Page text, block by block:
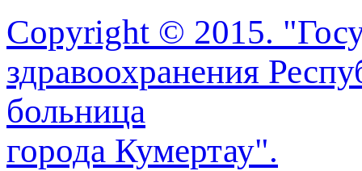
Copyright © 2015.
здравоохранения
больница
города Кумертау".